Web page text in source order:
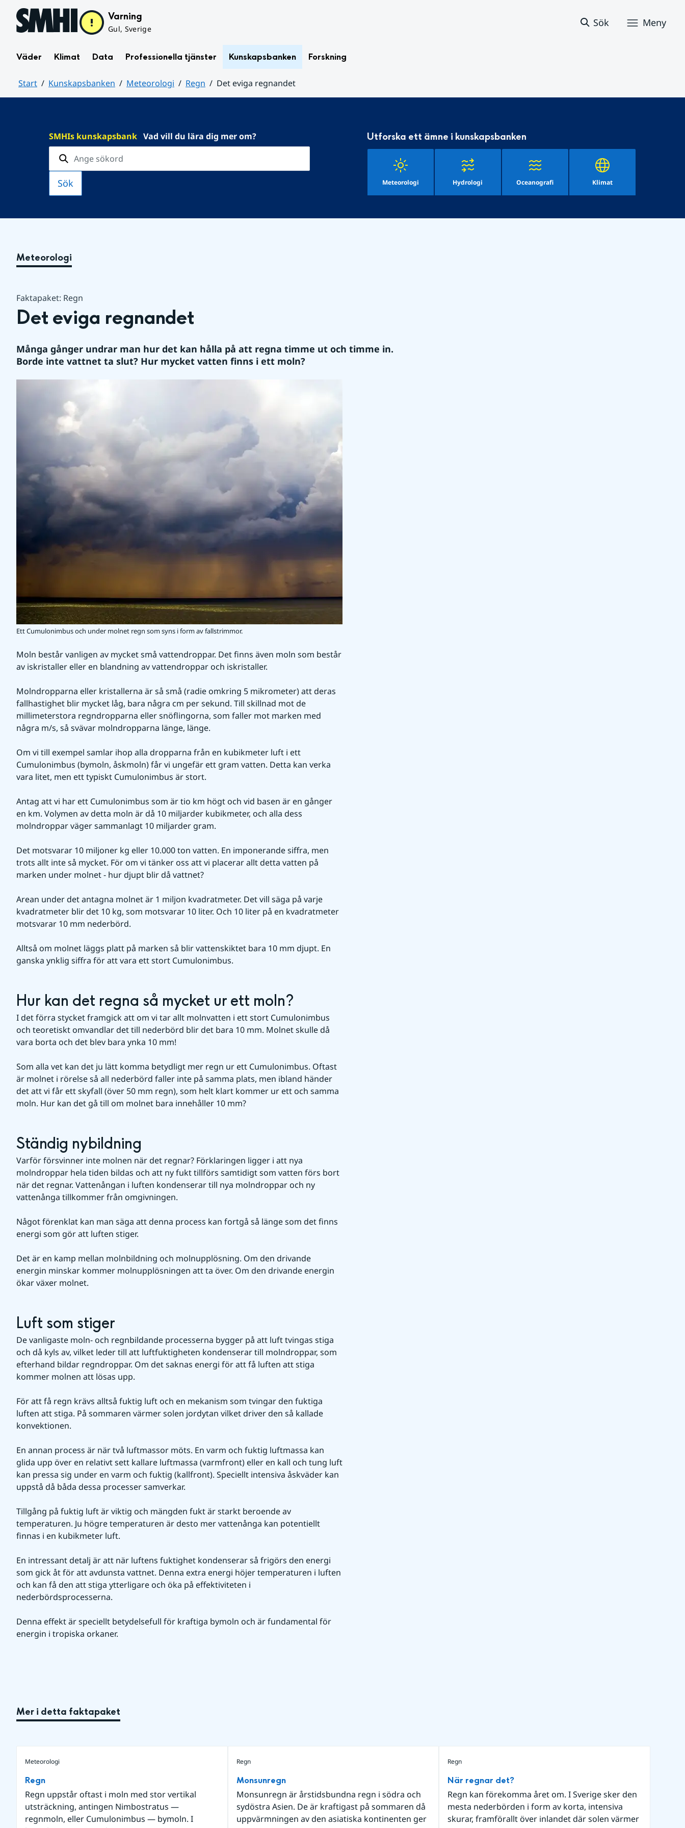
Hoppa till sidans innehåll Varning
Gul, Sverige
Sök Meny
Väder Klimat Data Professionella tjänster Kunskapsbanken Forskning
Start Kunskapsbanken Meteorologi Regn
Det eviga regnandet
SMHIs kunskapsbank Vad vill du lära dig mer om? Utforska ett ämne i kunskapsbanken
Meteorologi Hydrologi Oceanografi Klimat
Meteorologi
Faktapaket: Regn
Det eviga regnandet
Många gånger undrar man hur det kan hålla på att regna timme ut och timme in.
Borde inte vattnet ta slut? Hur mycket vatten finns i ett moln?
Ett Cumulonimbus och under molnet regn som syns i form av fallstrimmor.
Moln består vanligen av mycket små vattendroppar. Det finns även moln som består
av iskristaller eller en blandning av vattendroppar och iskristaller.
Molndropparna eller kristallerna är så små (radie omkring 5 mikrometer) att deras
fallhastighet blir mycket låg, bara några cm per sekund. Till skillnad mot de
millimeterstora regndropparna eller snöflingorna, som faller mot marken med
några m/s, så svävar molndropparna länge, länge.
Om vi till exempel samlar ihop alla dropparna från en kubikmeter luft i ett
Cumulonimbus (bymoln, åskmoln) får vi ungefär ett gram vatten. Detta kan verka
vara litet, men ett typiskt Cumulonimbus är stort.
Antag att vi har ett Cumulonimbus som är tio km högt och vid basen är en gånger
en km. Volymen av detta moln är då 10 miljarder kubikmeter, och alla dess
molndroppar väger sammanlagt 10 miljarder gram.
Det motsvarar 10 miljoner kg eller 10.000 ton vatten. En imponerande siffra, men
trots allt inte så mycket. För om vi tänker oss att vi placerar allt detta vatten på
marken under molnet - hur djupt blir då vattnet?
Arean under det antagna molnet är 1 miljon kvadratmeter. Det vill säga på varje
kvadratmeter blir det 10 kg, som motsvarar 10 liter. Och 10 liter på en kvadratmeter
motsvarar 10 mm nederbörd.
Alltså om molnet läggs platt på marken så blir vattenskiktet bara 10 mm djupt. En
ganska ynklig siffra för att vara ett stort Cumulonimbus.
Hur kan det regna så mycket ur ett moln?
I det förra stycket framgick att om vi tar allt molnvatten i ett stort Cumulonimbus
och teoretiskt omvandlar det till nederbörd blir det bara 10 mm. Molnet skulle då
vara borta och det blev bara ynka 10 mm!
Som alla vet kan det ju lätt komma betydligt mer regn ur ett Cumulonimbus. Oftast
är molnet i rörelse så all nederbörd faller inte på samma plats, men ibland händer
det att vi får ett skyfall (över 50 mm regn), som helt klart kommer ur ett och samma
moln. Hur kan det gå till om molnet bara innehåller 10 mm?
Ständig nybildning
Varför försvinner inte molnen när det regnar? Förklaringen ligger i att nya
molndroppar hela tiden bildas och att ny fukt tillförs samtidigt som vatten förs bort
när det regnar. Vattenångan i luften kondenserar till nya molndroppar och ny
vattenånga tillkommer från omgivningen.
Något förenklat kan man säga att denna process kan fortgå så länge som det finns
energi som gör att luften stiger.
Det är en kamp mellan molnbildning och molnupplösning. Om den drivande
energin minskar kommer molnupplösningen att ta över. Om den drivande energin
ökar växer molnet.
Luft som stiger
De vanligaste moln- och regnbildande processerna bygger på att luft tvingas stiga
och då kyls av, vilket leder till att luftfuktigheten kondenserar till molndroppar, som
efterhand bildar regndroppar. Om det saknas energi för att få luften att stiga
kommer molnen att lösas upp.
För att få regn krävs alltså fuktig luft och en mekanism som tvingar den fuktiga
luften att stiga. På sommaren värmer solen jordytan vilket driver den så kallade
konvektionen.
En annan process är när två luftmassor möts. En varm och fuktig luftmassa kan
glida upp över en relativt sett kallare luftmassa (varmfront) eller en kall och tung luft
kan pressa sig under en varm och fuktig (kallfront). Speciellt intensiva åskväder kan
uppstå då båda dessa processer samverkar.
Tillgång på fuktig luft är viktig och mängden fukt är starkt beroende av
temperaturen. Ju högre temperaturen är desto mer vattenånga kan potentiellt
finnas i en kubikmeter luft.
En intressant detalj är att när luftens fuktighet kondenserar så frigörs den energi
som gick åt för att avdunsta vattnet. Denna extra energi höjer temperaturen i luften
och kan få den att stiga ytterligare och öka på effektiviteten i
nederbördsprocesserna.
Denna effekt är speciellt betydelsefull för kraftiga bymoln och är fundamental för
energin i tropiska orkaner.
Mer i detta faktapaket
Meteorologi
Regn
Regn uppstår oftast i moln med stor vertikal
utsträckning, antingen Nimbostratus —
regnmoln, eller Cumulonimbus — bymoln. I
Regn
Monsunregn
Monsunregn är årstidsbundna regn i södra och
sydöstra Asien. De är kraftigast på sommaren då
uppvärmningen av den asiatiska kontinenten ger
Regn
När regnar det?
Regn kan förekomma året om. I Sverige sker den
mesta nederbörden i form av korta, intensiva
skurar, framförallt över inlandet där solen värmer